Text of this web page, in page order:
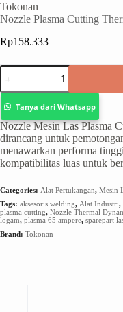
Tokonan
Nozzle Plasma Cutting
Rp158.333
Tanya dari Whatsapp
Nozzle Mesin Las Plasma
dirancang untuk
menawarkan performa
kompatibilitas luas untuk
Categories: Alat Pertukangan, Mesin
Tags: aksesoris welding, Alat Industri,
plasma cutting, Nozzle Thermal
logam, plasma 65 ampere, sparepart
Brand: Tokonan